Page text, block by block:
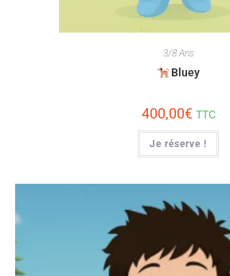
3/8 Ans
Bluey
400,00€ TTC
Je réserve !